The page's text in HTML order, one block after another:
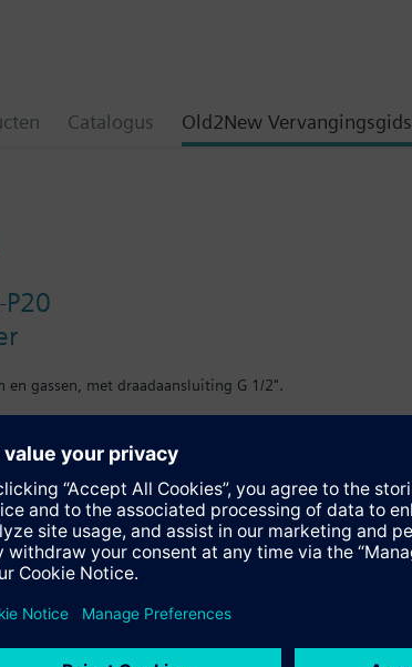
Catalogus Old2New Vervangingsgids
en gassen, met draadaansluiting G 1/2".
media.
samenvatting